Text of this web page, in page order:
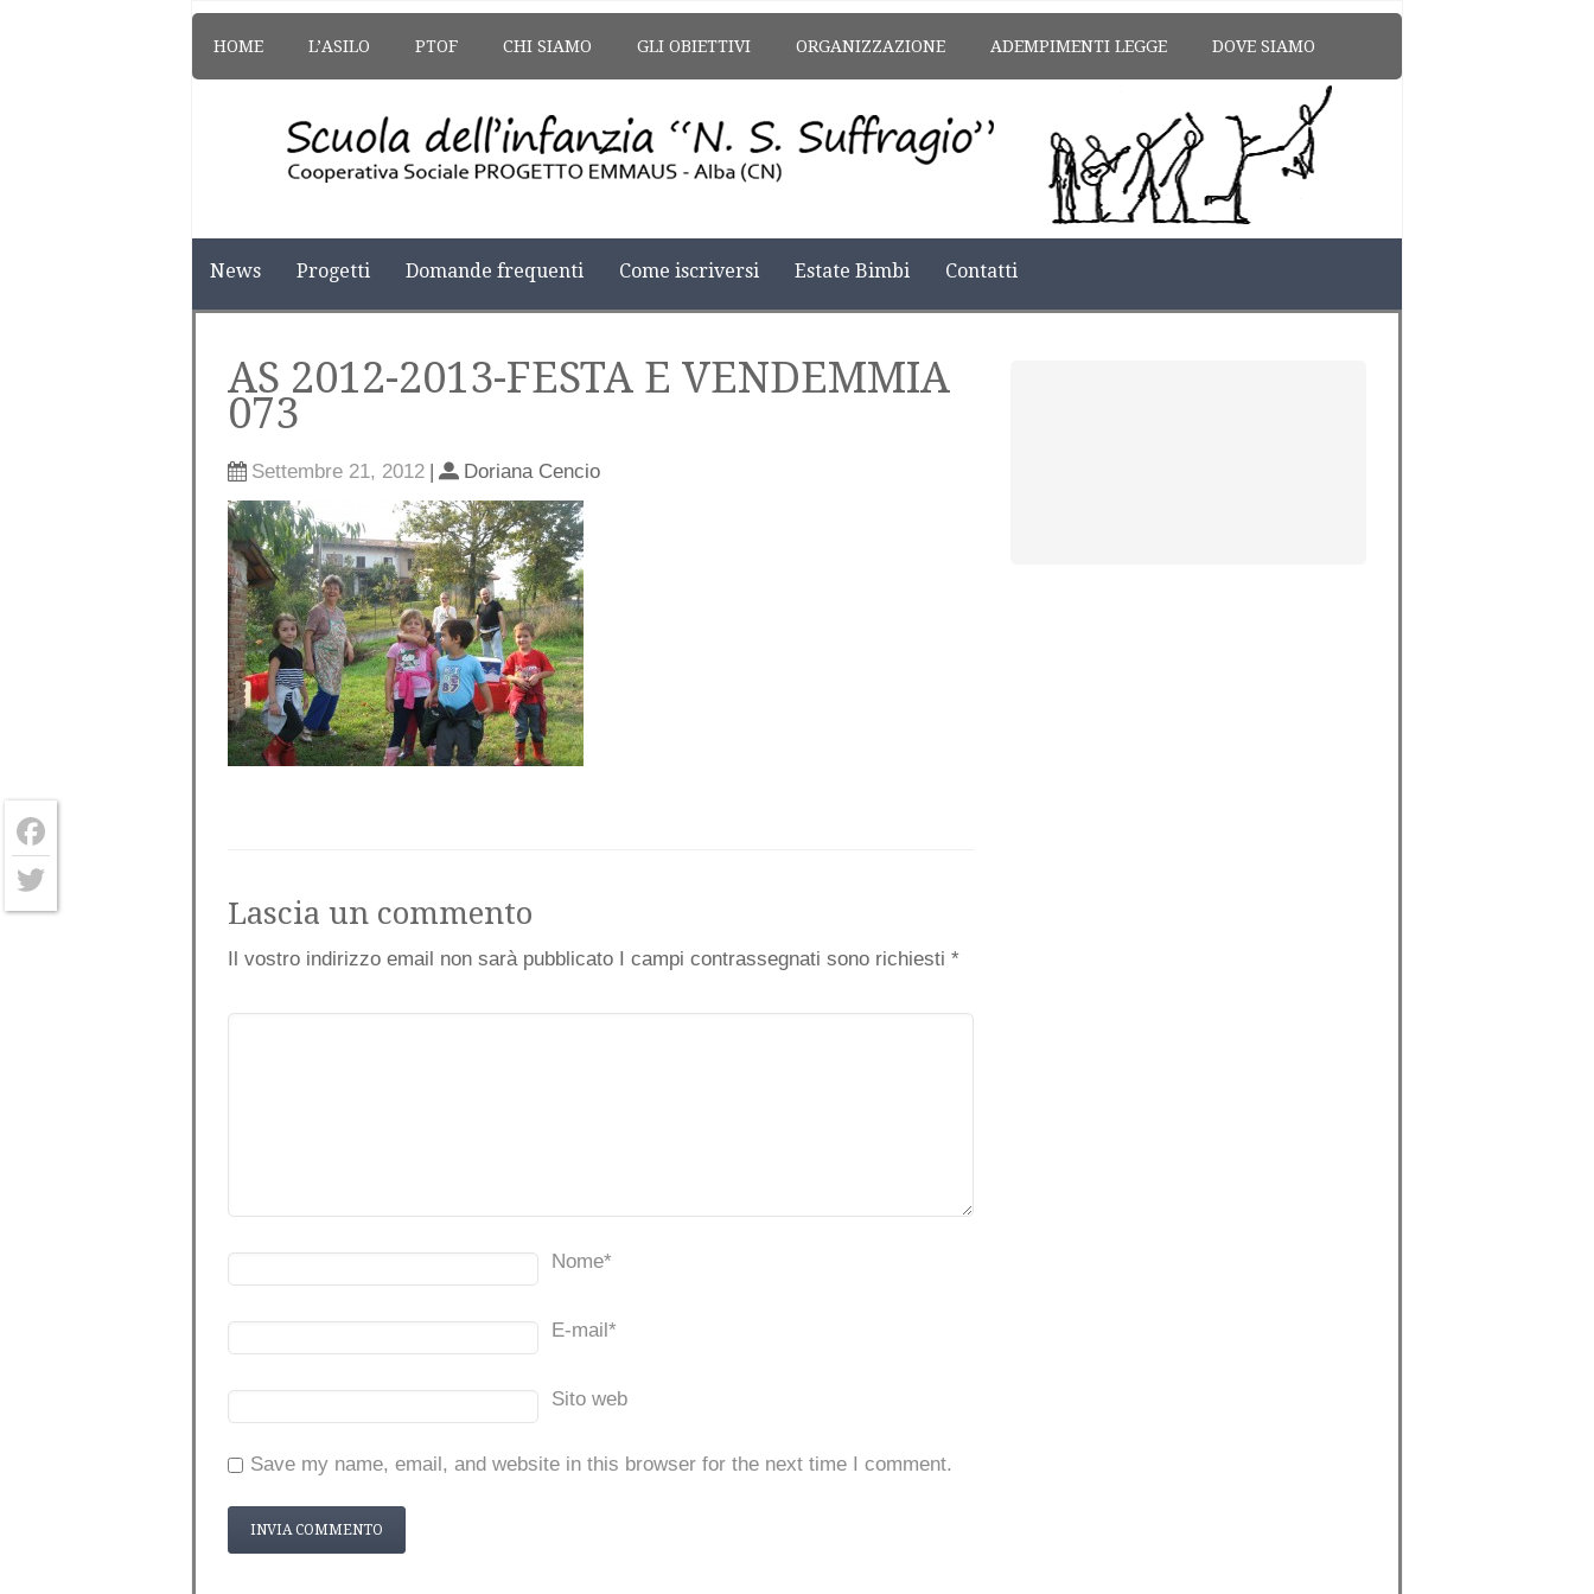
HOME L’ASILO PTOF CHI SIAMO GLI OBIETTIVI ORGANIZZAZIONE ADEMPIMENTI LEGGE DOVE SIAMO
News Progetti Domande frequenti Come iscriversi Estate Bimbi Contatti
AS 2012-2013-FESTA E VENDEMMIA
073
Settembre 21, 2012 | Doriana Cencio
Lascia un commento
Il vostro indirizzo email non sarà pubblicato I campi contrassegnati sono richiesti *
Nome*
E-mail *
Sito web
Save my name, email, and website in this browser for the next time I comment.
Facebook
Twitter